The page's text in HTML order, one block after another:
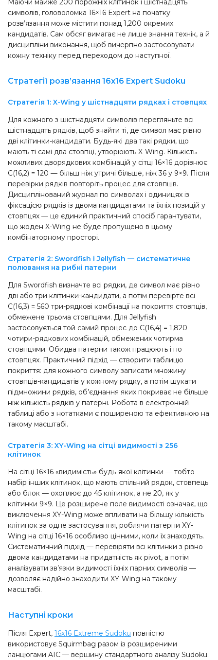
Маючи майже 200 порожніх клітинок і шістнадцять
символів, головоломка 16×16 Expert на початку
розв’язання може містити понад 1,200 окремих
кандидатів. Сам обсяг вимагає не лише знання технік, а й
дисципліни виконання, щоб вичерпно застосовувати
кожну техніку перед переходом до наступної.
Стратегії розв’язання 16x16 Expert Sudoku
Стратегія 1: X-Wing у шістнадцяти рядках і стовпцях
Для кожного з шістнадцяти символів перегляньте всі
шістнадцять рядків, щоб знайти ті, де символ має рівно
дві клітинки-кандидати. Будь-які два такі рядки, що
мають ті самі два стовпці, утворюють X-Wing. Кількість
можливих дворядкових комбінацій у сітці 16×16 дорівнює
C(16,2) = 120 — більш ніж утричі більше, ніж 36 у 9×9. Після
перевірки рядків повторіть процес для стовпців.
Дисциплінований журнал по символах і одиницях із
фіксацією рядків із двома кандидатами та їхніх позицій у
стовпцях — це єдиний практичний спосіб гарантувати,
що жоден X-Wing не буде пропущено в цьому
комбінаторному просторі.
Стратегія 2: Swordfish і Jellyfish — систематичне
полювання на рибні патерни
Для Swordfish визначте всі рядки, де символ має рівно
дві або три клітинки-кандидати, а потім перевірте всі
C(16,3) = 560 три-рядкові комбінації на покриття стовпців,
обмежене трьома стовпцями. Для Jellyfish
застосовується той самий процес до C(16,4) = 1,820
чотири-рядкових комбінацій, обмежених чотирма
стовпцями. Обидва патерни також працюють і по
стовпцях. Практичний підхід — створити таблицю
покриття: для кожного символу записати множину
стовпців-кандидатів у кожному рядку, а потім шукати
підмножини рядків, об’єднання яких покриває не більше
ніж кількість рядків у патерні. Робота в електронній
таблиці або з нотатками є поширеною та ефективною на
такому масштабі.
Стратегія 3: XY-Wing на сітці видимості з 256
клітинок
На сітці 16×16 «видимість» будь-якої клітинки — тобто
набір інших клітинок, що мають спільний рядок, стовпець
або блок — охоплює до 45 клітинок, а не 20, як у
клітинки 9×9. Це розширене поле видимості означає, що
виключення XY-Wing може впливати на більшу кількість
клітинок за одне застосування, роблячи патерни XY-
Wing на сітці 16×16 особливо цінними, коли їх знаходять.
Систематичний підхід — перевіряти всі клітинки з рівно
двома кандидатами на придатність як pivot, а потім
аналізувати зв’язки видимості їхніх парних символів —
дозволяє надійно знаходити XY-Wing на такому
масштабі.
Наступні кроки
Після Expert, 16x16 Extreme Sudoku повністю
використовує Squirmbag разом із розширеними
ланцюгами AIC — вершину стандартного аналізу Sudoku.